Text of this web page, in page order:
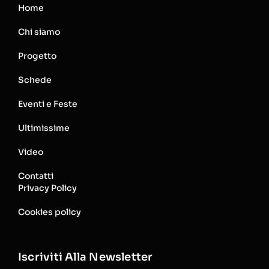
Home
Chi siamo
Progetto
Schede
Eventi e Feste
Ultimissime
Video
Contatti
Privacy Policy
Cookies policy
Iscriviti Alla Newsletter